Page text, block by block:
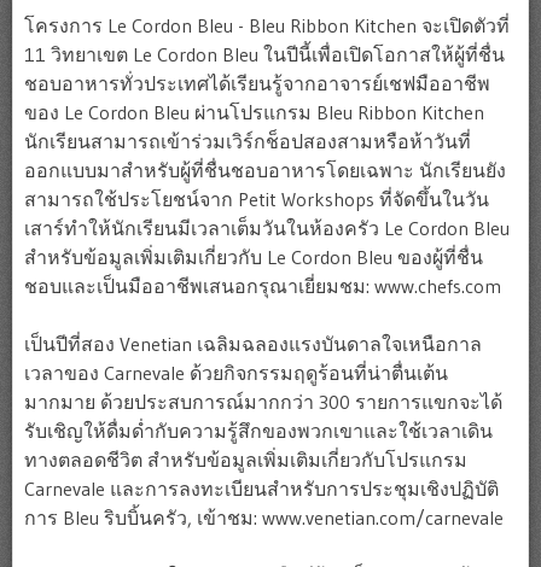
โครงการ Le Cordon Bleu - Bleu Ribbon Kitchen จะเปิดตัวที่
11 วิทยาเขต Le Cordon Bleu ในปีนี้เพื่อเปิดโอกาสให้ผู้ที่ชื่น
ชอบอาหารทั่วประเทศได้เรียนรู้จากอาจารย์เชฟมืออาชีพ
ของ Le Cordon Bleu ผ่านโปรแกรม Bleu Ribbon Kitchen
นักเรียนสามารถเข้าร่วมเวิร์กช็อปสองสามหรือห้าวันที่
ออกแบบมาสำหรับผู้ที่ชื่นชอบอาหารโดยเฉพาะ นักเรียนยัง
สามารถใช้ประโยชน์จาก Petit Workshops ที่จัดขึ้นในวัน
เสาร์ทำให้นักเรียนมีเวลาเต็มวันในห้องครัว Le Cordon Bleu
สำหรับข้อมูลเพิ่มเติมเกี่ยวกับ Le Cordon Bleu ของผู้ที่ชื่น
ชอบและเป็นมืออาชีพเสนอกรุณาเยี่ยมชม: www.chefs.com
เป็นปีที่สอง Venetian เฉลิมฉลองแรงบันดาลใจเหนือกาล
เวลาของ Carnevale ด้วยกิจกรรมฤดูร้อนที่น่าตื่นเต้น
มากมาย ด้วยประสบการณ์มากกว่า 300 รายการแขกจะได้
รับเชิญให้ดื่มด่ำกับความรู้สึกของพวกเขาและใช้เวลาเดิน
ทางตลอดชีวิต สำหรับข้อมูลเพิ่มเติมเกี่ยวกับโปรแกรม
Carnevale และการลงทะเบียนสำหรับการประชุมเชิงปฏิบัติ
การ Bleu ริบบิ้นครัว, เข้าชม: www.venetian.com/carnevale